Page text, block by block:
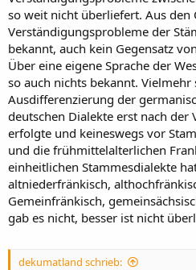
so weit nicht überliefert. Aus den
Verständigungsprobleme der
bekannt, auch kein Gegensatz
Über eine eigene Sprache der
so auch nichts bekannt. Vielmehr
Ausdifferenzierung der
deutschen Dialekte erst nach der
erfolgte und keineswegs vor
und die frühmittelalterlichen
einheitlichen Stammesdialekte
altniederfränkisch,
Gemeinfränkisch,
gab es nicht, besser ist nicht
dekumatland schrieb: